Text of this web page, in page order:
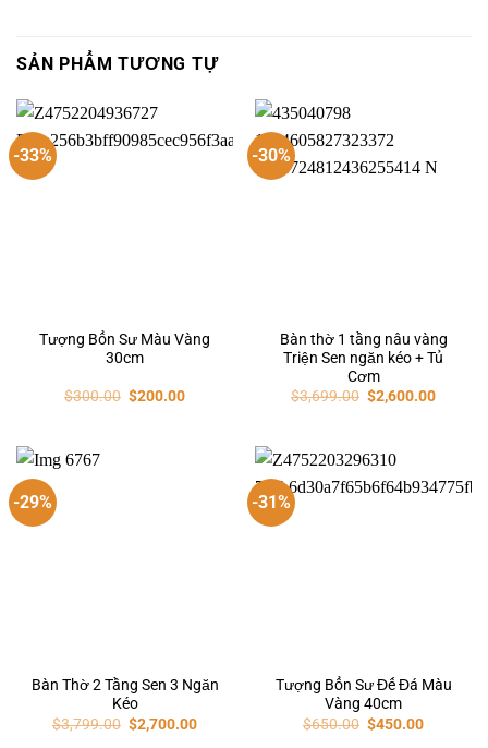
SẢN PHẨM TƯƠNG TỰ
-33%
Tượng Bổn Sư Màu Vàng
30cm
$300.00 $200.00
-30%
Bàn thờ 1 tầng nâu vàng
Triện Sen ngăn kéo + Tủ
Cơm
$3,699.00 $2,600.00
-29%
Bàn Thờ 2 Tầng Sen 3 Ngăn
Kéo
$3,799.00 $2,700.00
-31%
Tượng Bổn Sư Đế Đá Màu
Vàng 40cm
$650.00 $450.00